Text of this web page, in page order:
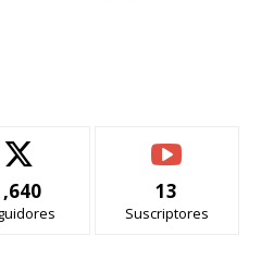
13
Suscriptores